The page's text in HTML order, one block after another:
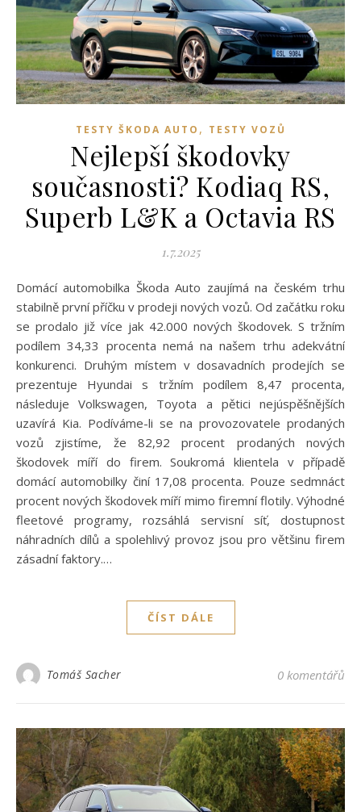
TESTY ŠKODA AUTO , TESTY VOZŮ
Nejlepší škodovky
současnosti? Kodiaq RS,
Superb L&K a Octavia RS
1.7.2025
Domácí automobilka Škoda Auto zaujímá na českém trhu
stabilně první příčku v prodeji nových vozů. Od začátku roku
se prodalo již více jak 42.000 nových škodovek. S tržním
podílem 34,33 procenta nemá na našem trhu adekvátní
konkurenci. Druhým místem v dosavadních prodejích se
prezentuje Hyundai s tržním podílem 8,47 procenta,
následuje Volkswagen, Toyota a pětici nejúspěšnějších
uzavírá Kia. Podíváme-li se na provozovatele prodaných
vozů zjistíme, že 82,92 procent prodaných nových
škodovek míří do firem. Soukromá klientela v případě
domácí automobilky činí 17,08 procenta. Pouze sedmnáct
procent nových škodovek míří mimo firemní flotily. Výhodné
fleetové programy, rozsáhlá servisní síť, dostupnost
náhradních dílů a spolehlivý provoz jsou pro většinu firem
zásadní faktory.…
ČÍST DÁLE
Tomáš Sacher 0 komentářů